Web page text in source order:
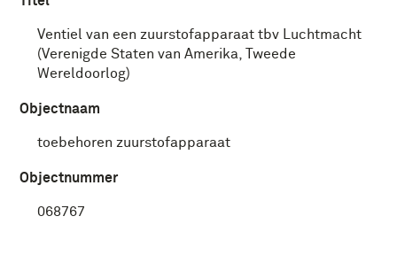
Ventiel van een zuurstofapparaat tbv Luchtmacht
(Verenigde Staten van Amerika, Tweede
Wereldoorlog)
Objectnaam
toebehoren zuurstofapparaat
Objectnummer
068767